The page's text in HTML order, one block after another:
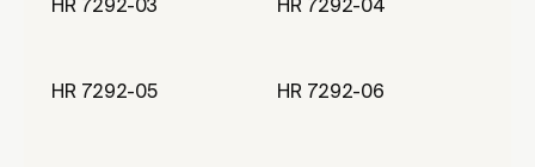
HR 7292-03 HR 7292-04
HR 7292-05 HR 7292-06